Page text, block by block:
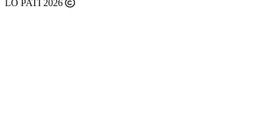
LO PATI 2026